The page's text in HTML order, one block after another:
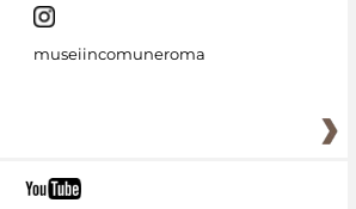
museiincomuneroma